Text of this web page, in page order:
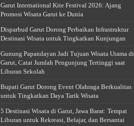
Garut International Kite Festival 2026: Ajang
Promosi Wisata Garut ke Dunia
Disparbud Garut Dorong Perbaikan Infrastruktur
Destinasi Wisata untuk Tingkatkan Kunjungan
Gunung Papandayan Jadi Tujuan Wisata Utama di
Garut, Catat Jumlah Pengunjung Tertinggi saat
Liburan Sekolah
Bupati Garut Dorong Event Olahraga Berkualitas
untuk Tingkatkan Daya Tarik Wisata
5 Destinasi Wisata di Garut, Jawa Barat: Tempat
Liburan untuk Rekreasi, Belajar, dan Bersantai